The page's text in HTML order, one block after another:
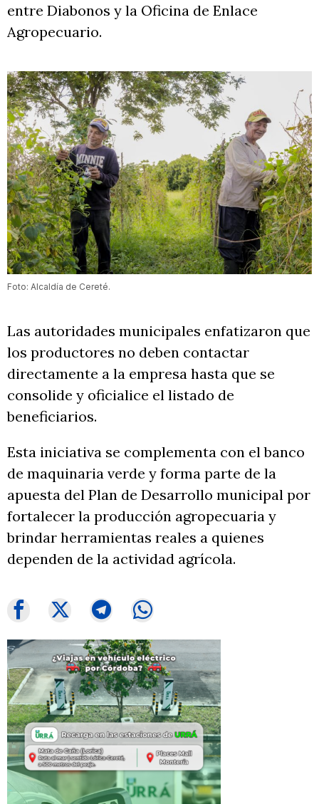
entre Diabonos y la Oficina de Enlace
Agropecuario.
Foto: Alcaldía de Cereté.
Las autoridades municipales enfatizaron que
los productores no deben contactar
directamente a la empresa hasta que se
consolide y oficialice el listado de
beneficiarios.
Esta iniciativa se complementa con el banco
de maquinaria verde y forma parte de la
apuesta del Plan de Desarrollo municipal por
fortalecer la producción agropecuaria y
brindar herramientas reales a quienes
dependen de la actividad agrícola.